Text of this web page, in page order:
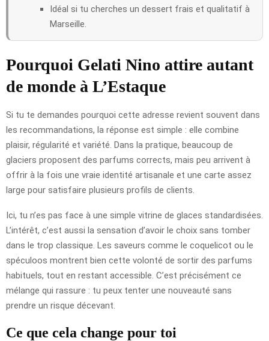
Idéal si tu cherches un dessert frais et qualitatif à
Marseille.
Pourquoi Gelati Nino attire autant
de monde à L’Estaque
Si tu te demandes pourquoi cette adresse revient souvent dans
les recommandations, la réponse est simple : elle combine
plaisir, régularité et variété. Dans la pratique, beaucoup de
glaciers proposent des parfums corrects, mais peu arrivent à
offrir à la fois une vraie identité artisanale et une carte assez
large pour satisfaire plusieurs profils de clients.
Ici, tu n’es pas face à une simple vitrine de glaces standardisées.
L’intérêt, c’est aussi la sensation d’avoir le choix sans tomber
dans le trop classique. Les saveurs comme le coquelicot ou le
spéculoos montrent bien cette volonté de sortir des parfums
habituels, tout en restant accessible. C’est précisément ce
mélange qui rassure : tu peux tenter une nouveauté sans
prendre un risque décevant.
Ce que cela change pour toi